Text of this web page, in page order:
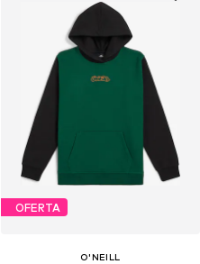
OFERTA
O'NEILL